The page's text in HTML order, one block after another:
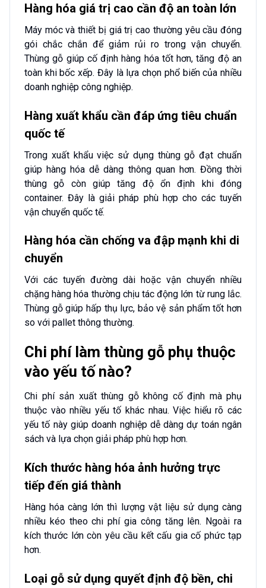
Hàng hóa giá trị cao cần độ an toàn lớn
Máy móc và thiết bị giá trị cao thường yêu cầu đóng
gói chắc chắn để giảm rủi ro trong vận chuyển.
Thùng gỗ giúp cố định hàng hóa tốt hơn, tăng độ an
toàn khi bốc xếp. Đây là lựa chọn phổ biến của nhiều
doanh nghiệp công nghiệp.
Hàng xuất khẩu cần đáp ứng tiêu chuẩn
quốc tế
Trong xuất khẩu việc sử dụng thùng gỗ đạt chuẩn
giúp hàng hóa dễ dàng thông quan hơn. Đồng thời
thùng gỗ còn giúp tăng độ ổn định khi đóng
container. Đây là giải pháp phù hợp cho các tuyến
vận chuyển quốc tế.
Hàng hóa cần chống va đập mạnh khi di
chuyển
Với các tuyến đường dài hoặc vận chuyển nhiều
chặng hàng hóa thường chịu tác động lớn từ rung lắc.
Thùng gỗ giúp hấp thụ lực, bảo vệ sản phẩm tốt hơn
so với pallet thông thường.
Chi phí làm thùng gỗ phụ thuộc
vào yếu tố nào?
Chi phí sản xuất thùng gỗ không cố định mà phụ
thuộc vào nhiều yếu tố khác nhau. Việc hiểu rõ các
yếu tố này giúp doanh nghiệp dễ dàng dự toán ngân
sách và lựa chọn giải pháp phù hợp hơn.
Kích thước hàng hóa ảnh hưởng trực
tiếp đến giá thành
Hàng hóa càng lớn thì lượng vật liệu sử dụng càng
nhiều kéo theo chi phí gia công tăng lên. Ngoài ra
kích thước lớn còn yêu cầu kết cấu gia cố phức tạp
hơn.
Loại gỗ sử dụng quyết định độ bền, chi